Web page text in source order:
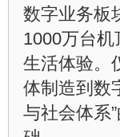
数字业务板
1000万台
生活体验。
体制造到数
与社会体系